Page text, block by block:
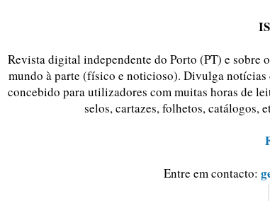
Revista digital independente do Porto (PT) e sobre
mundo à parte (físico e noticioso). Divulga
concebido para utilizadores com muitas horas de
selos, cartazes, folhetos, catálogos,
Entre em contacto: